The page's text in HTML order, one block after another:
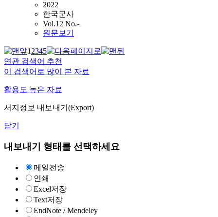
2022
한국군사
Vol.12 No.-
원문보기
12345
연관 검색어 추천
이 검색어로 많이 본 자료
활용도 높은 자료
서지정보 내보내기(Export)
닫기
내보내기 형태를 선택하세요
메일전송
인쇄
Excel저장
Text저장
EndNote / Mendeley